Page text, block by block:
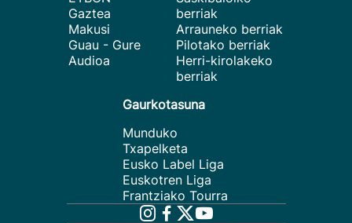
Gaztea
Makusi
Guau - Gure
Audioa
berriak
Arrauneko berriak
Pilotako berriak
Herri-kirolakeko
berriak
Gaurkotasuna
Munduko
Txapelketa
Eusko Label Liga
Euskotren Liga
Frantziako Tourra